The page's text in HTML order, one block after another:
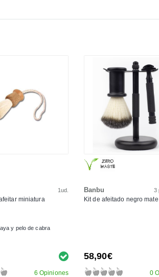
1ud.
miniatura
y pelo de cabra
6 Opiniones
Banbu 3
Kit de afeitado negro mate
58,90€
0